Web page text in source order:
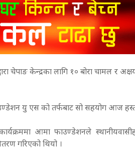
चेपाङ केन्द्रका लागि १० बोरा चामल र
यु एस को तर्फबाट सो सहयोग आज
आमा फाउण्डेशनले
गरिएको थियो ।